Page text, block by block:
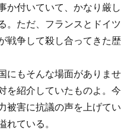
か付いていて、かなり厳
。ただ、フランスとドイ
戦争して殺し合ってきた
にもそんな場面があり
を紹介していたものよ。
被害に抗議の声を上げて
れている。